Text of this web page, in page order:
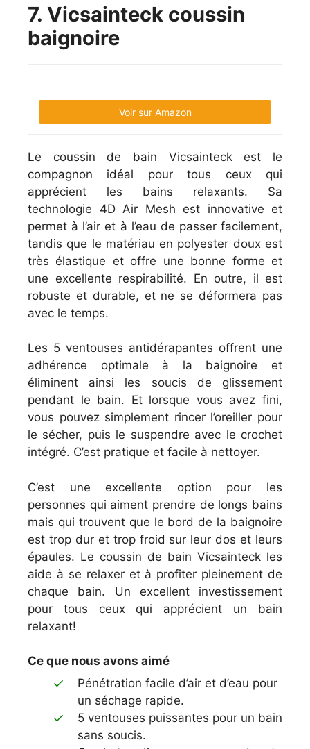
7. Vicsainteck coussin
baignoire
Voir sur Amazon
Le coussin de bain Vicsainteck est le
compagnon idéal pour tous ceux qui
apprécient les bains relaxants. Sa
technologie 4D Air Mesh est innovative et
permet à l’air et à l’eau de passer facilement,
tandis que le matériau en polyester doux est
très élastique et offre une bonne forme et
une excellente respirabilité. En outre, il est
robuste et durable, et ne se déformera pas
avec le temps.
Les 5 ventouses antidérapantes offrent une
adhérence optimale à la baignoire et
éliminent ainsi les soucis de glissement
pendant le bain. Et lorsque vous avez fini,
vous pouvez simplement rincer l’oreiller pour
le sécher, puis le suspendre avec le crochet
intégré. C’est pratique et facile à nettoyer.
C’est une excellente option pour les
personnes qui aiment prendre de longs bains
mais qui trouvent que le bord de la baignoire
est trop dur et trop froid sur leur dos et leurs
épaules. Le coussin de bain Vicsainteck les
aide à se relaxer et à profiter pleinement de
chaque bain. Un excellent investissement
pour tous ceux qui apprécient un bain
relaxant!
Ce que nous avons aimé
Pénétration facile d’air et d’eau pour
un séchage rapide.
5 ventouses puissantes pour un bain
sans soucis.